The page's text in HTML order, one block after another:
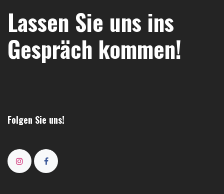
Lassen Sie uns ins
Gespräch kommen!
Folgen Sie uns!